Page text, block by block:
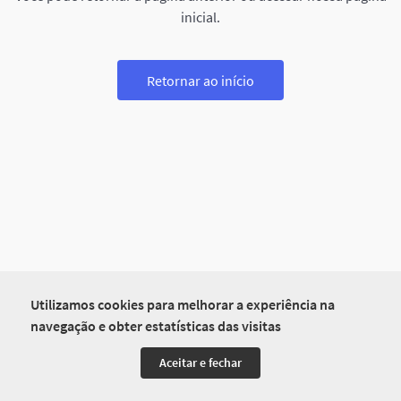
Utilizamos cookies para melhorar a experiência na
navegação e obter estatísticas das visitas
Aceitar e fechar
inicial.
Retornar ao início